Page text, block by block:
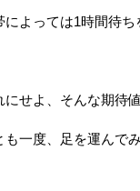
によっては1時間待
にせよ、そんな期待
も一度、足を運んで